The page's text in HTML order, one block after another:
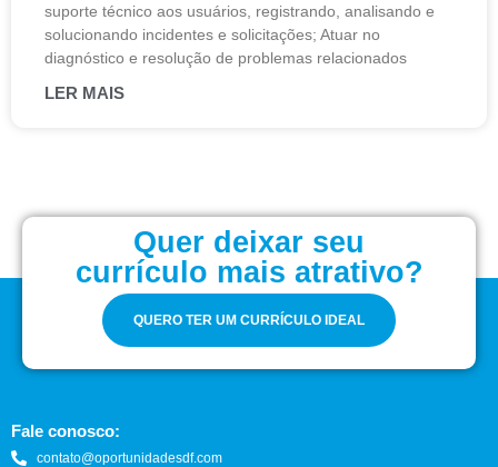
suporte técnico aos usuários, registrando, analisando e
solucionando incidentes e solicitações; Atuar no
diagnóstico e resolução de problemas relacionados
LER MAIS
Quer deixar seu
currículo mais atrativo?
QUERO TER UM CURRÍCULO IDEAL
Fale conosco:
contato@oportunidadesdf.com